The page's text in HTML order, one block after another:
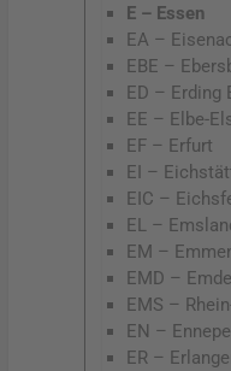
E – Essen
EA –
EBE –
ED – Erding
EE – Elbe-
EF – Erfurt
EI –
EIC –
EL –
EM –
EMD –
EMS –
EN –
ER –